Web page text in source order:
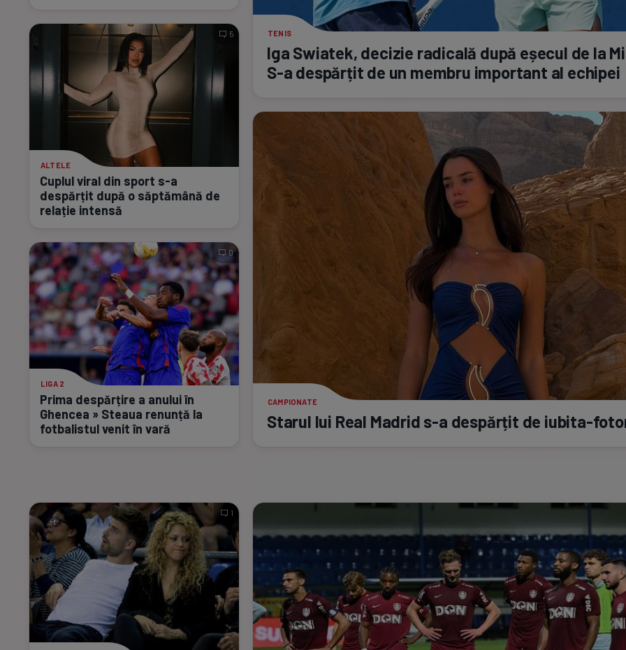
ALTELE
Cuplul viral din sport s-a
despărțit după o săptămână de
relație intensă
5
LIGA 2
Prima despărțire a anului în
Ghencea » Steaua renunță la
fotbalistul venit în vară
0
TENIS
Iga Swiatek, decizie radicală după eșecul de la
S-a despărțit de un membru important al echipei
CAMPIONATE
Starul lui Real Madrid s-a despărțit de iubita-
1